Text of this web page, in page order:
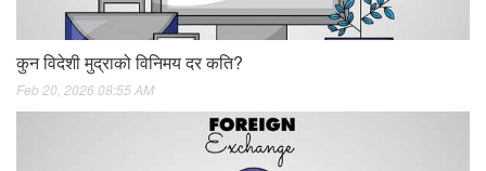
कुन विदेशी मुद्राको विनिमय दर कति?
Feb 20, 2026 08:55 AM